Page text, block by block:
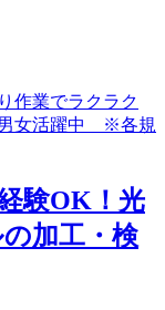
験OK！光
加工・検